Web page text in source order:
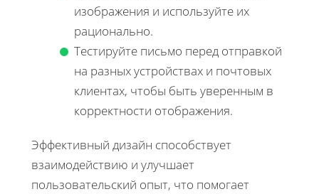
изображения и используйте их
рационально.
Тестируйте письмо перед отправкой
на разных устройствах и почтовых
клиентах, чтобы быть уверенным в
корректности отображения.
Эффективный дизайн способствует
взаимодействию и улучшает
пользовательский опыт, что помогает